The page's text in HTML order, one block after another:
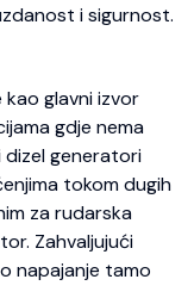
i sigurnost.
glavni izvor
gdje nema
dizel generatori
tokom dugih
za rudarska
Zahvaljujući
napajanje tamo